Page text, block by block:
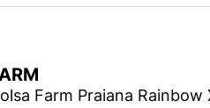
Farm Praiana Rainbow
WHITE